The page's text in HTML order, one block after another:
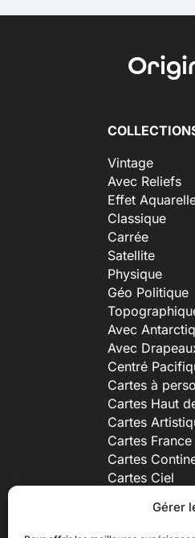
Gérer
Vintage
Avec Reliefs
Effet
Classique
Carrée
Satellite
Physique
Géo Politique
Avec
Avec
Centré
Cartes à
Cartes Haut
Cartes
Cartes France
Cartes
Cartes Ciel